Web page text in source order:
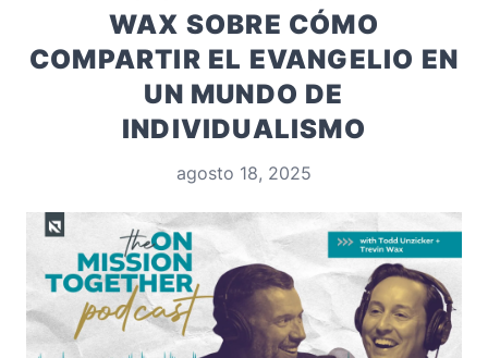
WAX SOBRE CÓMO
COMPARTIR EL EVANGELIO EN
UN MUNDO DE
INDIVIDUALISMO
agosto 18, 2025